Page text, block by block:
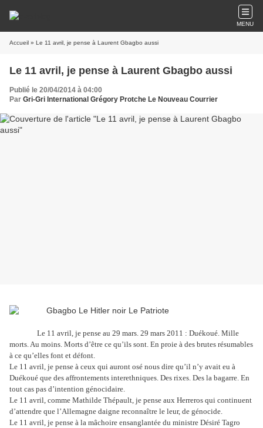
MENU
Accueil » Le 11 avril, je pense à Laurent Gbagbo aussi
Le 11 avril, je pense à Laurent Gbagbo aussi
Publié le 20/04/2014 à 04:00
Par Gri-Gri International Grégory Protche Le Nouveau Courrier
Le 11 avril, je pense au 29 mars.29 mars 2011 : Duékoué. Mille
morts. Au moins. Morts d’être ce qu’ils sont. En proie à des brutes résumables
à ce qu’elles font et défont.
Le 11 avril, je pense à ceux qui auront osé nous dire qu’il n’y avait eu à
Duékoué que des affrontements interethniques. Des rixes. Des la bagarre. En
tout cas pas d’intention génocidaire.
Le 11 avril, comme Mathilde Thépault, je pense aux Herreros qui continuent
d’attendre que l’Allemagne daigne reconnaître le leur, de génocide.
Le 11 avril, je pense à la mâchoire ensanglantée du ministre Désiré Tagro